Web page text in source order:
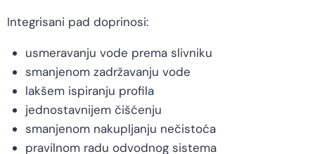
Integrisani pad doprinosi:
usmeravanju vode prema slivniku
smanjenom zadržavanju vode
lakšem ispiranju profila
jednostavnijem čišćenju
smanjenom nakupljanju nečistoća
pravilnom radu odvodnog sistema